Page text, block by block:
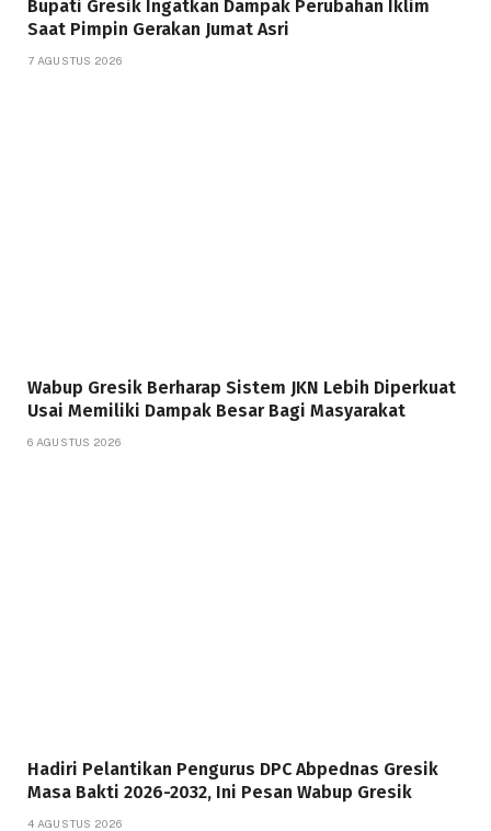
Bupati Gresik Ingatkan Dampak Perubahan Iklim
Saat Pimpin Gerakan Jumat Asri
7 AGUSTUS 2026
Wabup Gresik Berharap Sistem JKN Lebih Diperkuat
Usai Memiliki Dampak Besar Bagi Masyarakat
6 AGUSTUS 2026
Hadiri Pelantikan Pengurus DPC Abpednas Gresik
Masa Bakti 2026-2032, Ini Pesan Wabup Gresik
4 AGUSTUS 2026